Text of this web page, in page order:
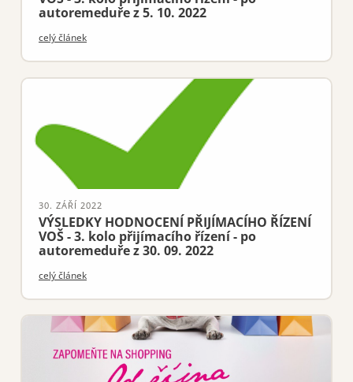
autoremeduře z 5. 10. 2022
celý článek
30. ZÁŘÍ 2022
VÝSLEDKY HODNOCENÍ PŘIJÍMACÍHO ŘÍZENÍ
VOŠ - 3. kolo přijímacího řízení - po
autoremeduře z 30. 09. 2022
celý článek